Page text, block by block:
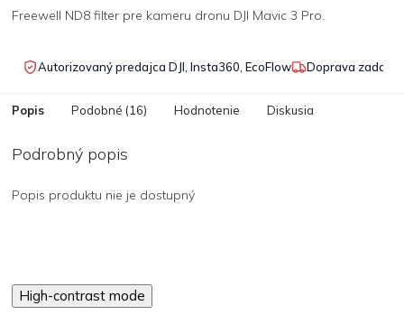
Freewell ND8 filter pre kameru dronu DJI Mavic 3 Pro.
Autorizovaný predajca DJI, Insta360, EcoFlow Doprava
Popis Podobné (16) Hodnotenie Diskusia
Podrobný popis
Popis produktu nie je dostupný
High-contrast mode